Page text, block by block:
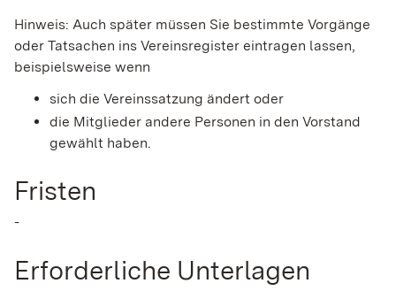
Hinweis: Auch später müssen Sie bestimmte Vorgänge
oder Tatsachen ins Vereinsregister eintragen lassen,
beispielsweise wenn
sich die Vereinssatzung ändert oder
die Mitglieder andere Personen in den Vorstand
gewählt haben.
Fristen
-
Erforderliche Unterlagen